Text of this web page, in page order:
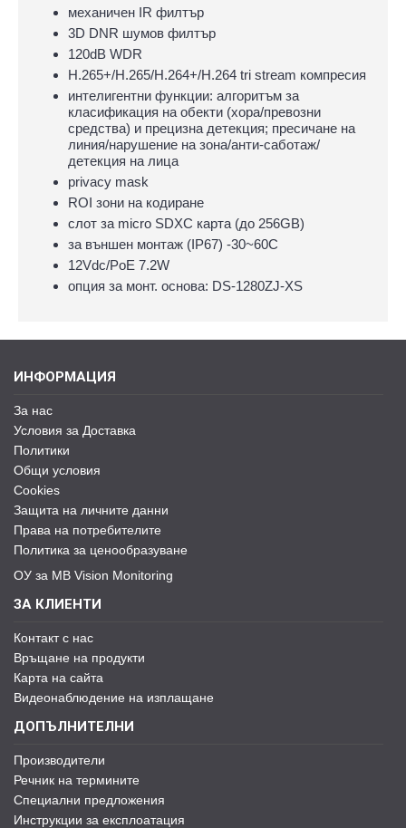
механичен IR филтър
3D DNR шумов филтър
120dB WDR
H.265+/H.265/H.264+/H.264 tri stream компресия
интелигентни функции: алгоритъм за
класификация на обекти (хора/превозни
средства) и прецизна детекция; пресичане на
линия/нарушение на зона/анти-саботаж/
детекция на лица
privacy mask
ROI зони на кодиране
слот за micro SDXC карта (до 256GB)
за външен монтаж (IP67) -30~60C
12Vdc/PoE 7.2W
опция за монт. основа: DS-1280ZJ-ХS
ИНФОРМАЦИЯ
За нас
Условия за Доставка
Политики
Общи условия
Cookies
Защита на личните данни
Права на потребителите
Политика за ценообразуване
ОУ за MB Vision Monitoring
ЗА КЛИЕНТИ
Контакт с нас
Връщане на продукти
Карта на сайта
Видеонаблюдение на изплащане
ДОПЪЛНИТЕЛНИ
Производители
Речник на термините
Специални предложения
Инструкции за експлоатация